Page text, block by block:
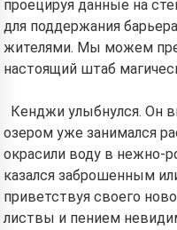
проецируя данные на
для поддержания
жителями. Мы можем
настоящий штаб
Кенджи улыбнулся. Он
озером уже занимался
окрасили воду в нежно-
казался заброшенным
приветствуя своего
листвы и пением